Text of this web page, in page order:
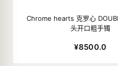
Chrome hearts 克罗心
头开口粗手镯
¥8500.0